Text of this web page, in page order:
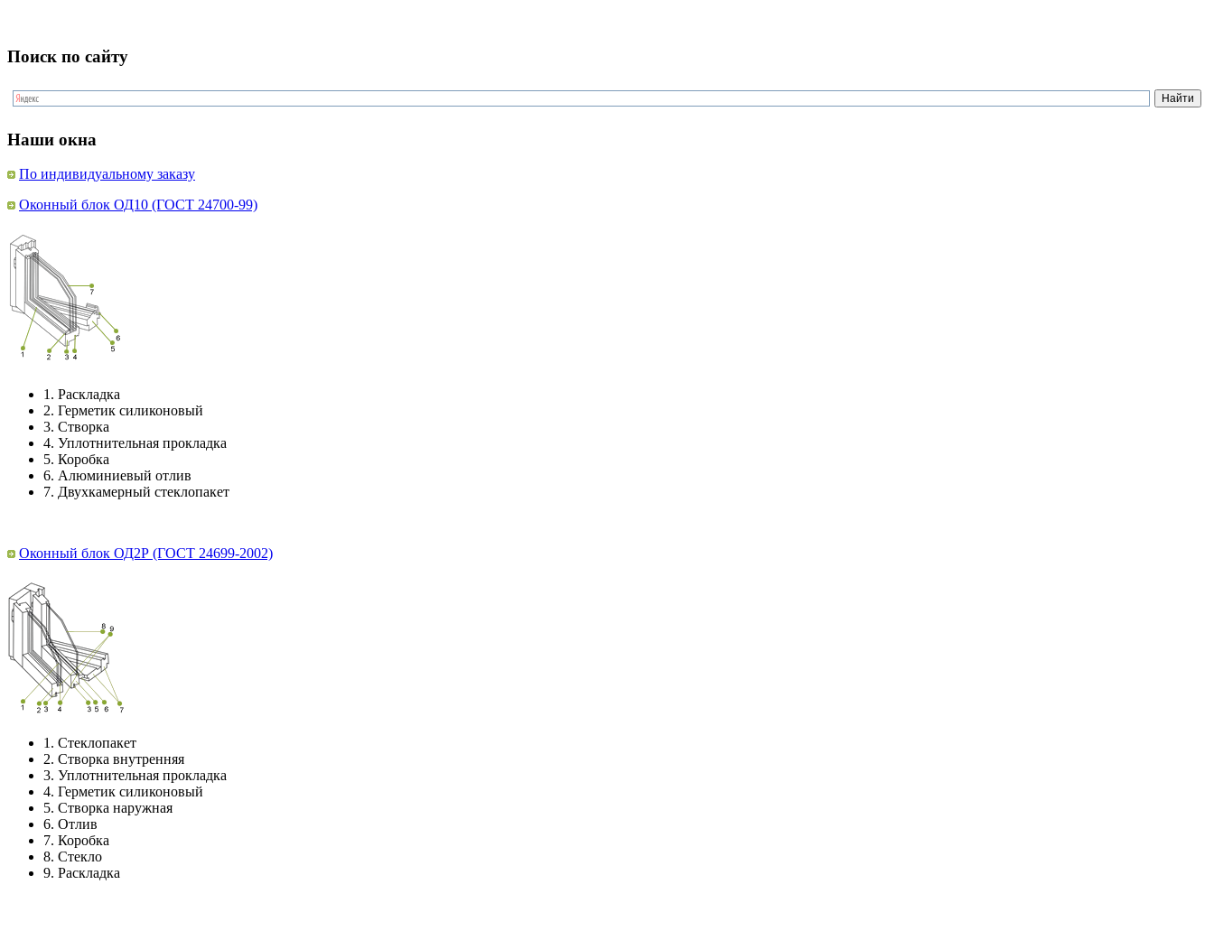
Поиск по сайту
Наши окна
По индивидуальному заказу
Оконный блок ОД10 (ГОСТ 24700-99)
1. Раскладка
2. Герметик силиконовый
3. Створка
4. Уплотнительная прокладка
5. Коробка
6. Алюминиевый отлив
7. Двухкамерный стеклопакет
Оконный блок ОД2Р (ГОСТ 24699-2002)
1. Стеклопакет
2. Створка внутренняя
3. Уплотнительная прокладка
4. Герметик силиконовый
5. Створка наружная
6. Отлив
7. Коробка
8. Стекло
9. Раскладка